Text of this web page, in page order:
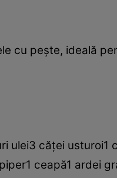
cu peşte, ideală
ulei3 căţei usturoi1
ceapă1 ardei